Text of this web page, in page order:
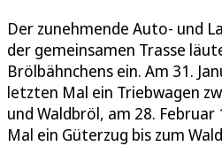
Der zunehmende Auto- und
der gemeinsamen Trasse
Brölbähnchens ein. Am 31.
letzten Mal ein Triebwagen
und Waldbröl, am 28.
Mal ein Güterzug bis zum